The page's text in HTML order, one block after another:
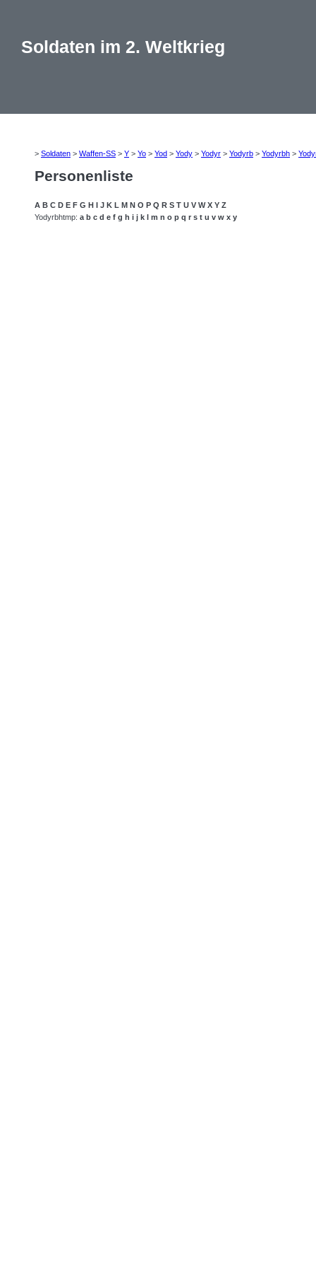
Soldaten im 2. Weltkrieg
> Soldaten > Waffen-SS > Y > Yo > Yod > Yody > Yodyr > Yodyrb > Yodyrbh >
Personenliste
A B C D E F G H I J K L M N O P Q R S T U V W X Y Z
Yodyrbhtmp: a b c d e f g h i j k l m n o p q r s t u v w x y